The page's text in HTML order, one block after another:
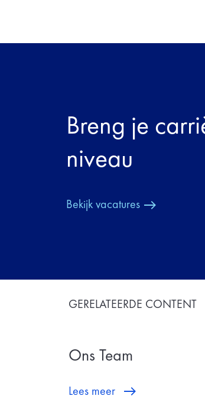
Breng je
niveau
Bekijk vacatures
GERELATEERDE CONTENT
Ons Team
Lees meer